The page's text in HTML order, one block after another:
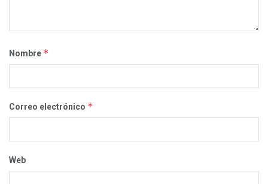
Nombre *
Correo electrónico *
Web